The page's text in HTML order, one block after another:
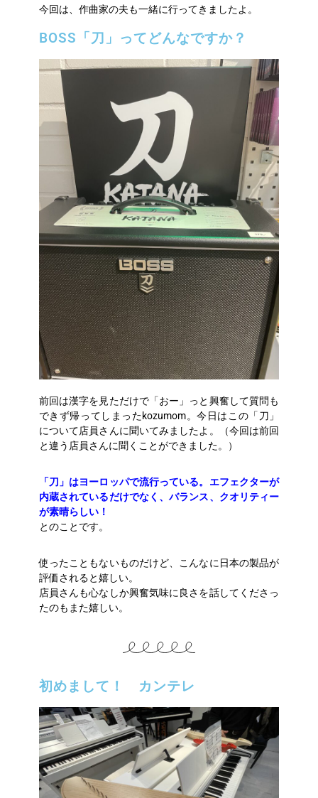
今回は、作曲家の夫も一緒に行ってきましたよ。
BOSS「刀」ってどんなですか？
前回は漢字を見ただけで「おー」っと興奮して質問も
できず帰ってしまったkozumom。今日はこの「刀」
について店員さんに聞いてみましたよ。（今回は前回
と違う店員さんに聞くことができました。）
「刀」はヨーロッパで流行っている。エフェクターが
内蔵されているだけでなく、バランス、クオリティー
が素晴らしい！
とのことです。
使ったこともないものだけど、こんなに日本の製品が
評価されると嬉しい。
店員さんも心なしか興奮気味に良さを話してくださっ
たのもまた嬉しい。
初めまして！ カンテレ